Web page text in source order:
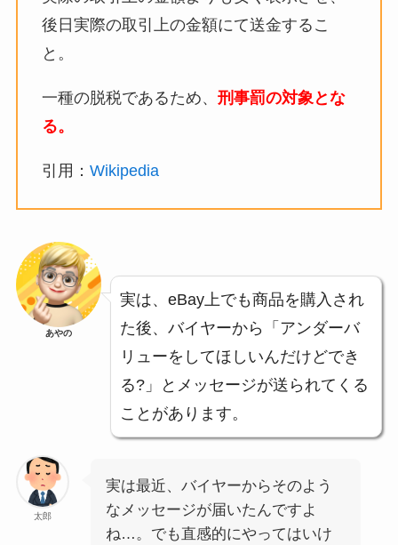
後日実際の取引上の金額にて送金するこ
と。
一種の脱税であるため、 刑事罰の対象とな
る。
引用： Wikipedia
あやの
実は、eBay上でも商品を購入され
た後、バイヤーから「アンダーバ
リューをしてほしいんだけどでき
る?」とメッセージが送られてくる
ことがあります。
太郎
実は最近、バイヤーからそのよう
なメッセージが届いたんですよ
ね…。でも直感的にやってはいけ